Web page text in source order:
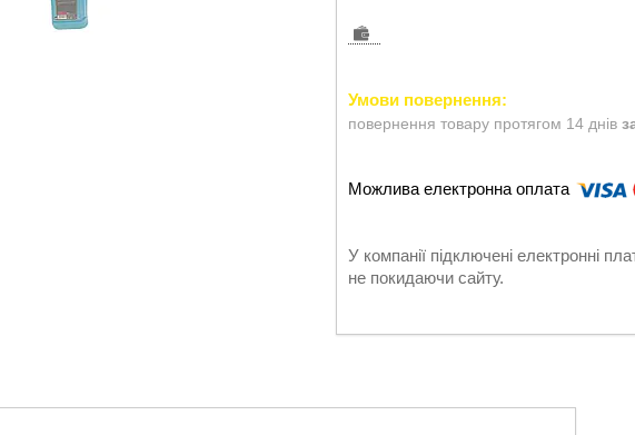
повернення товару протягом 14 днів
У компанії підключені електронні
не покидаючи сайту.